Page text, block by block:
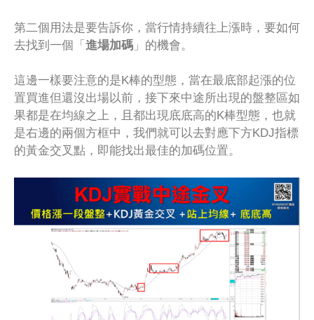
第二個用法是要告訴你，當行情持續往上漲時，要如何
去找到一個「 進場加碼 」的機會。
這邊一樣要注意的是K棒的型態，當在最底部起漲的位
置買進但還沒出場以前，接下來中途所出現的盤整區如
果都是在均線之上，且都出現底底高的K棒型態，也就
是右邊的兩個方框中，我們就可以去對應下方KDJ指標
的黃金交叉點，即能找出最佳的加碼位置。